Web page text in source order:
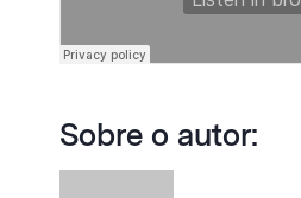
Sobre o autor: